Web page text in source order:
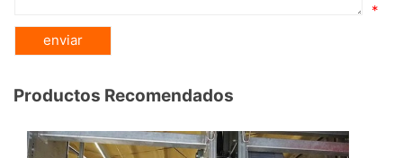
*
Productos Recomendados